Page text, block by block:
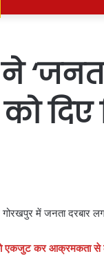
दिए
में जनता दरबार
एकजुट कर आक्रमकता से